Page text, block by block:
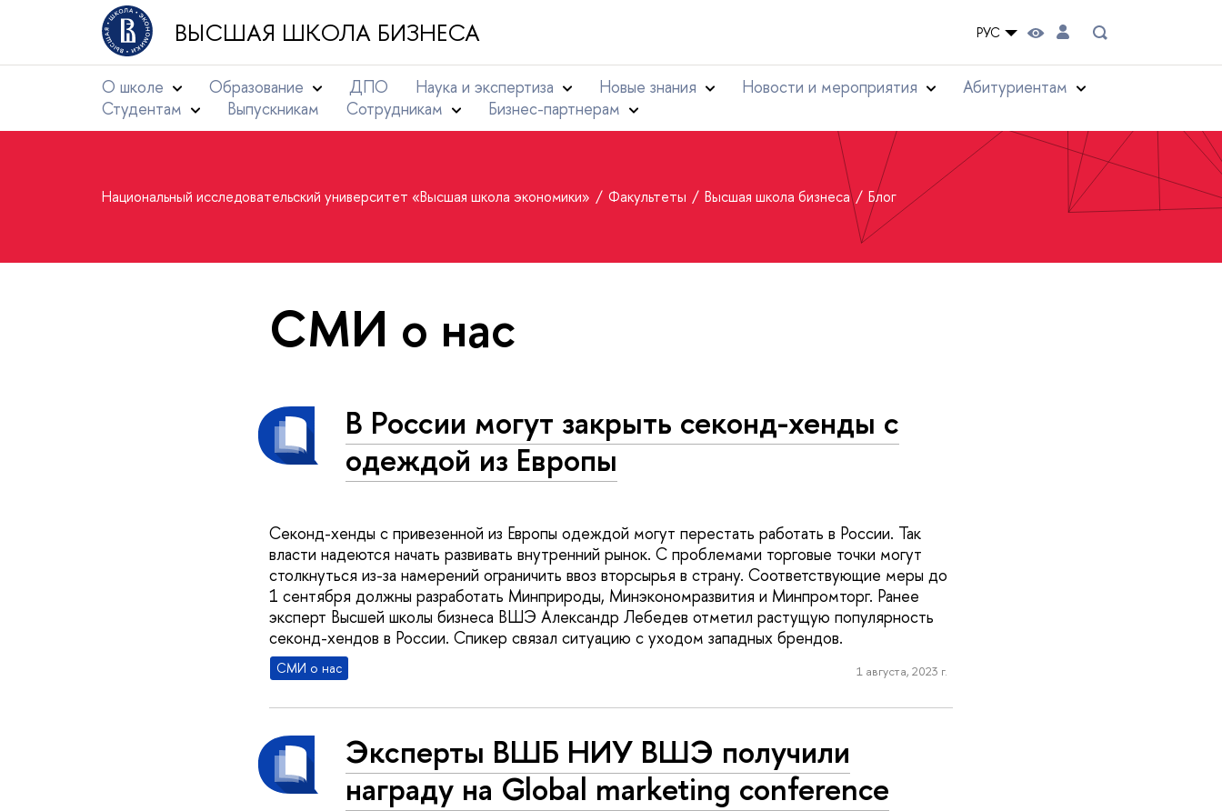
ВЫСШАЯ ШКОЛА БИЗНЕСА РУС
О школе Образование ДПО Наука и экспертиза Новые знания Новости и мероприятия
Абитуриентам
Студентам
Выпускникам Сотрудникам Бизнес-партнерам
Национальный исследовательский университет «Высшая школа экономики» Факультеты Высшая школа бизнеса Блог
СМИ о нас
В России могут закрыть секонд-хенды с
одеждой из Европы
Секонд-хенды с привезенной из Европы одеждой могут перестать работать в России. Так
власти надеются начать развивать внутренний рынок. С проблемами торговые точки могут
столкнуться из-за намерений ограничить ввоз вторсырья в страну. Соответствующие меры до
1 сентября должны разработать Минприроды, Минэкономразвития и Минпромторг. Ранее
эксперт Высшей школы бизнеса ВШЭ Александр Лебедев отметил растущую популярность
секонд-хендов в России. Спикер связал ситуацию с уходом западных брендов.
СМИ о нас 1 августа, 2023 г.
Эксперты ВШБ НИУ ВШЭ получили
награду на Global marketing conference